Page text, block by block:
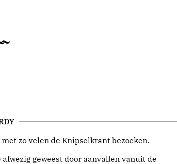
zo velen de Knipselkrant bezoeken.
geweest door aanvallen vanuit de